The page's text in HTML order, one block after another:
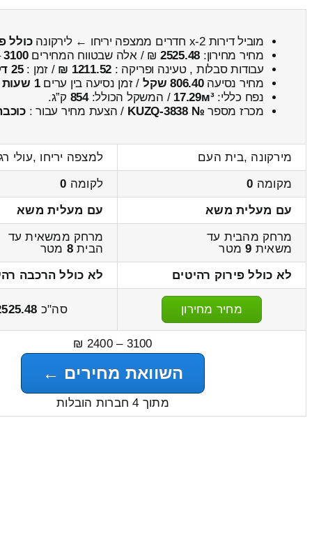
מוביל דירות 2-x חדרים ממצפה יריחו ← לירקונה
כולל
מחיר מחירון: 2525.48 ₪ / אלה שבטווח המחירים3100
עבודות סבלות , טעינה ופריקה : 1211.52 ₪ / זמן :25 דקות 29 שניות
מחיר נסיעה806.40 שקל / זמן נסיעה בין ערים1 שעות , 9 דקות
נפח כללי:17.29м³ / המשקל הכולל:854 ק”ג.
מכרז מספר № KUZQ-3838 / הצעת מחיר עבור :
מירקונה ,בית העם
למצפה יריחו ,עולי
מקומה 0 לקומה 0
עם מעלית משא
עם מעלית משא
מרחק מהבית עד
משאית 9מטר
מרחק ממשאית עד
הבית8 מטר
לא כולל פירוק רהיטים
לא כולל הרכבה
מחיר מחירון סה"כ
3100 – 2400 ₪
השוואת מחירים ←
מתוך 4 חברות הובלות